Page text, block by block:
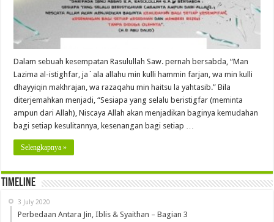
Dalam sebuah kesempatan Rasulullah Saw. pernah bersabda, “Man
Lazima al-istighfar, ja`ala allahu min kulli hammin farjan, wa min kulli
dhayyiqin makhrajan, wa razaqahu min haitsu la yahtasib.” Bila
diterjemahkan menjadi, “Sesiapa yang selalu beristigfar (meminta
ampun dari Allah), Niscaya Allah akan menjadikan baginya kemudahan
bagi setiap kesulitannya, kesenangan bagi setiap …
Selengkapnya »
Timeline
3 July 2020
Perbedaan Antara Jin, Iblis & Syaithan – Bagian 3